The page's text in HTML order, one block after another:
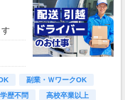
副業・ＷワークOK
学歴不問 高校卒業以上